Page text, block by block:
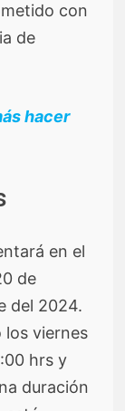
con
de
hacer
en el
de
del 2024.
los viernes
hrs y
duración